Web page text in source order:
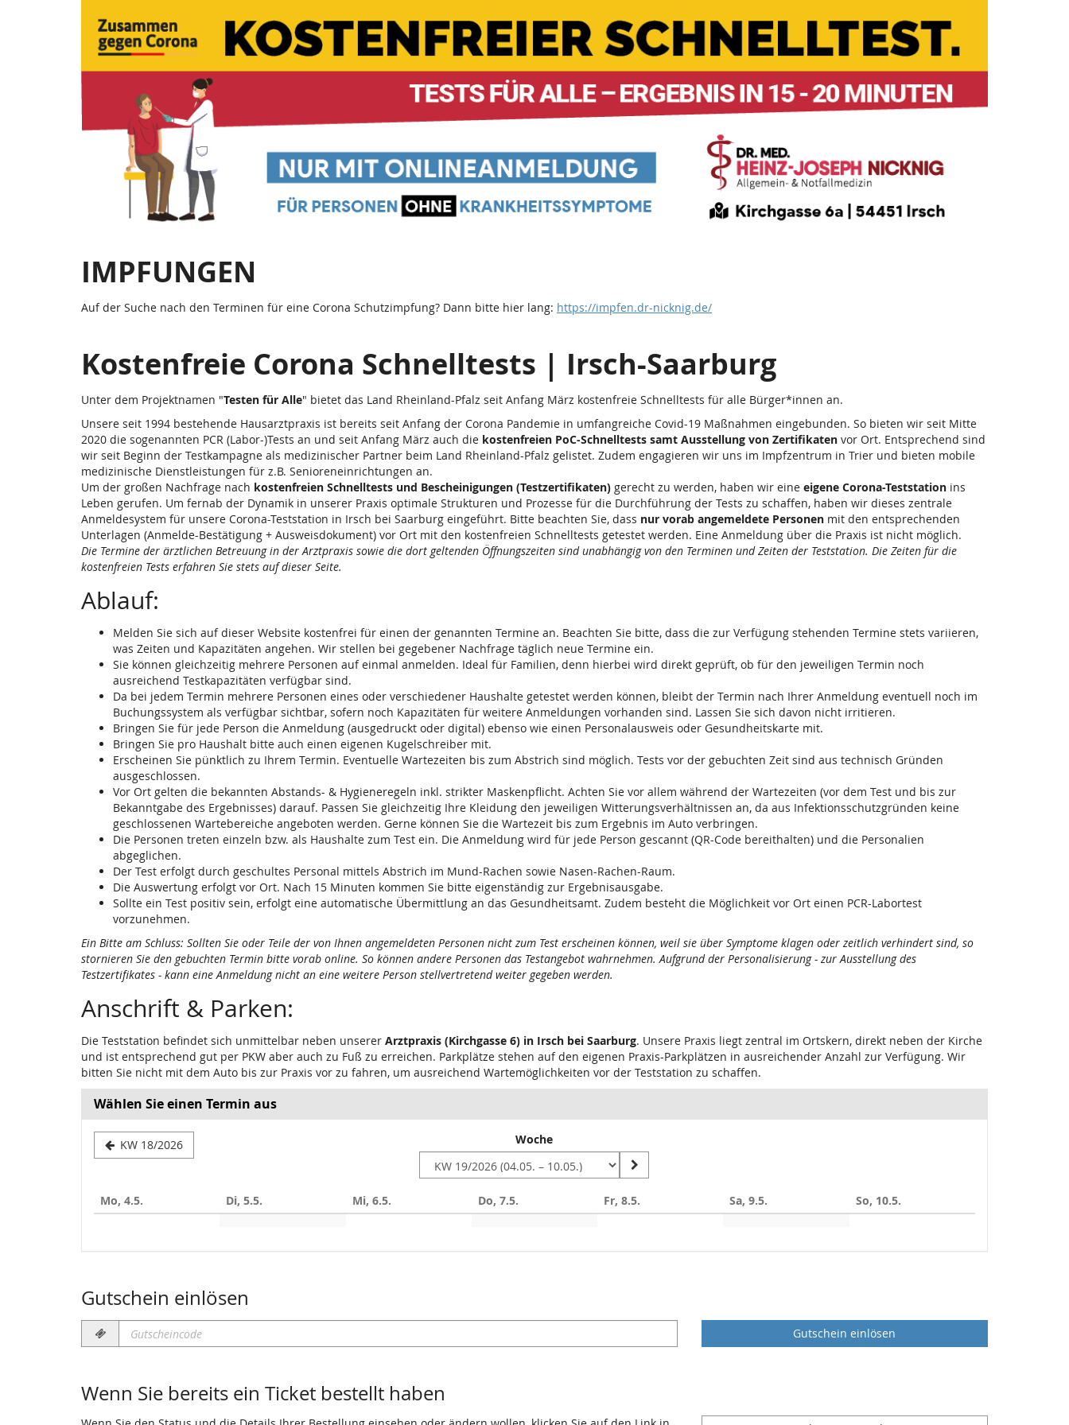
Corona
Schnelltests
|
Teststation
Irsch
Saarburg
IMPFUNGEN
Auf der Suche nach den Terminen für eine Corona Schutzimpfung? Dann bitte hier lang: https://impfen.dr-nicknig.de/
Kostenfreie Corona Schnelltests | Irsch-Saarburg
Unter dem Projektnamen "Testen für Alle" bietet das Land Rheinland-Pfalz seit Anfang März kostenfreie Schnelltests für alle Bürger*innen an.
Unsere seit 1994 bestehende Hausarztpraxis ist bereits seit Anfang der Corona Pandemie in umfangreiche Covid-19 Maßnahmen eingebunden. So bieten wir seit Mitte
2020 die sogenannten PCR (Labor-)Tests an und seit Anfang März auch die kostenfreien PoC-Schnelltests samt Ausstellung von Zertifikaten vor Ort. Entsprechend sind
wir seit Beginn der Testkampagne als medizinischer Partner beim Land Rheinland-Pfalz gelistet. Zudem engagieren wir uns im Impfzentrum in Trier und bieten mobile
medizinische Dienstleistungen für z.B. Senioreneinrichtungen an.
Um der großen Nachfrage nach kostenfreien Schnelltests und Bescheinigungen (Testzertifikaten) gerecht zu werden, haben wir eine eigene Corona-Teststation ins
Leben gerufen. Um fernab der Dynamik in unserer Praxis optimale Strukturen und Prozesse für die Durchführung der Tests zu schaffen, haben wir dieses zentrale
Anmeldesystem für unsere Corona-Teststation in Irsch bei Saarburg eingeführt. Bitte beachten Sie, dass nur vorab angemeldete Personen mit den entsprechenden
Unterlagen (Anmelde-Bestätigung + Ausweisdokument) vor Ort mit den kostenfreien Schnelltests getestet werden. Eine Anmeldung über die Praxis ist nicht möglich.
Die Termine der ärztlichen Betreuung in der Arztpraxis sowie die dort geltenden Öffnungszeiten sind unabhängig von den Terminen und Zeiten der Teststation. Die Zeiten für die
kostenfreien Tests erfahren Sie stets auf dieser Seite.
Ablauf:
Melden Sie sich auf dieser Website kostenfrei für einen der genannten Termine an. Beachten Sie bitte, dass die zur Verfügung stehenden Termine stets variieren,
was Zeiten und Kapazitäten angehen. Wir stellen bei gegebener Nachfrage täglich neue Termine ein.
Sie können gleichzeitig mehrere Personen auf einmal anmelden. Ideal für Familien, denn hierbei wird direkt geprüft, ob für den jeweiligen Termin noch
ausreichend Testkapazitäten verfügbar sind.
Da bei jedem Termin mehrere Personen eines oder verschiedener Haushalte getestet werden können, bleibt der Termin nach Ihrer Anmeldung eventuell noch im
Buchungssystem als verfügbar sichtbar, sofern noch Kapazitäten für weitere Anmeldungen vorhanden sind. Lassen Sie sich davon nicht irritieren.
Bringen Sie für jede Person die Anmeldung (ausgedruckt oder digital) ebenso wie einen Personalausweis oder Gesundheitskarte mit.
Bringen Sie pro Haushalt bitte auch einen eigenen Kugelschreiber mit.
Erscheinen Sie pünktlich zu Ihrem Termin. Eventuelle Wartezeiten bis zum Abstrich sind möglich. Tests vor der gebuchten Zeit sind aus technisch Gründen
ausgeschlossen.
Vor Ort gelten die bekannten Abstands- & Hygieneregeln inkl. strikter Maskenpflicht. Achten Sie vor allem während der Wartezeiten (vor dem Test und bis zur
Bekanntgabe des Ergebnisses) darauf. Passen Sie gleichzeitig Ihre Kleidung den jeweiligen Witterungsverhältnissen an, da aus Infektionsschutzgründen keine
geschlossenen Wartebereiche angeboten werden. Gerne können Sie die Wartezeit bis zum Ergebnis im Auto verbringen.
Die Personen treten einzeln bzw. als Haushalte zum Test ein. Die Anmeldung wird für jede Person gescannt (QR-Code bereithalten) und die Personalien
abgeglichen.
Der Test erfolgt durch geschultes Personal mittels Abstrich im Mund-Rachen sowie Nasen-Rachen-Raum.
Die Auswertung erfolgt vor Ort. Nach 15 Minuten kommen Sie bitte eigenständig zur Ergebnisausgabe.
Sollte ein Test positiv sein, erfolgt eine automatische Übermittlung an das Gesundheitsamt. Zudem besteht die Möglichkeit vor Ort einen PCR-Labortest
vorzunehmen.
Ein Bitte am Schluss: Sollten Sie oder Teile der von Ihnen angemeldeten Personen nicht zum Test erscheinen können, weil sie über Symptome klagen oder zeitlich verhindert sind, so
stornieren Sie den gebuchten Termin bitte vorab online. So können andere Personen das Testangebot wahrnehmen. Aufgrund der Personalisierung - zur Ausstellung des
Testzertifikates - kann eine Anmeldung nicht an eine weitere Person stellvertretend weiter gegeben werden.
Anschrift & Parken:
Die Teststation befindet sich unmittelbar neben unserer Arztpraxis (Kirchgasse 6) in Irsch bei Saarburg. Unsere Praxis liegt zentral im Ortskern, direkt neben der Kirche
und ist entsprechend gut per PKW aber auch zu Fuß zu erreichen. Parkplätze stehen auf den eigenen Praxis-Parkplätzen in ausreichender Anzahl zur Verfügung. Wir
bitten Sie nicht mit dem Auto bis zur Praxis vor zu fahren, um ausreichend Wartemöglichkeiten vor der Teststation zu schaffen.
Wählen Sie einen Termin aus
KW 18/2026
auswählen
Woche
Mo, 4.5. Di, 5.5. Mi, 6.5. Do, 7.5. Fr, 8.5. Sa, 9.5. So, 10.5.
Gutschein einlösen
Gutscheincode
erforderlich
Gutschein einlösen
Wenn Sie bereits ein Ticket bestellt haben